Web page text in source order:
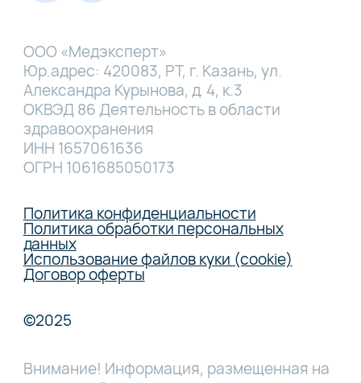
ООО «Медэксперт»
Юр.адрес: 420083, РТ, г. Казань, ул.
Александра Курынова, д. 4, к.3
ОКВЭД 86 Деятельность в области
здравоохранения
ИНН 1657061636
ОГРН 1061685050173
Политика конфиденциальности
Политика обработки персональных
данных
Использование файлов куки (cookie)
Договор оферты
©2025
Внимание! Информация, размещенная на